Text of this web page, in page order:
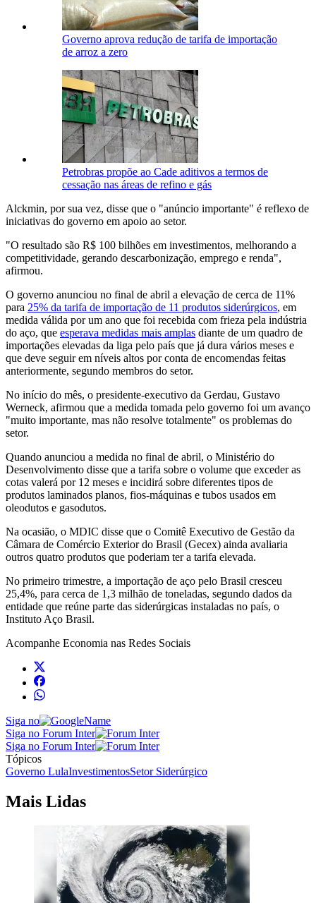
Governo aprova redução de tarifa de importação
de arroz a zero
Petrobras propõe ao Cade aditivos a termos de
cessação nas áreas de refino e gás
Alckmin, por sua vez, disse que o "anúncio importante" é reflexo de
iniciativas do governo em apoio ao setor.
"O resultado são R$ 100 bilhões em investimentos, melhorando a
competitividade, gerando descarbonização, emprego e renda",
afirmou.
O governo anunciou no final de abril a elevação de cerca de 11%
para 25% da tarifa de importação de 11 produtos siderúrgicos, em
medida válida por um ano que foi recebida com frieza pela indústria
do aço, que esperava medidas mais amplas diante de um quadro de
importações elevadas da liga pelo país que já dura vários meses e
que deve seguir em níveis altos por conta de encomendas feitas
anteriormente, segundo membros do setor.
No início do mês, o presidente-executivo da Gerdau, Gustavo
Werneck, afirmou que a medida tomada pelo governo foi um avanço
"muito importante, mas não resolve totalmente" os problemas do
setor.
Quando anunciou a medida no final de abril, o Ministério do
Desenvolvimento disse que a tarifa sobre o volume que exceder as
cotas valerá por 12 meses e incidirá sobre diferentes tipos de
produtos laminados planos, fios-máquinas e tubos usados em
oleodutos e gasodutos.
Na ocasião, o MDIC disse que o Comitê Executivo de Gestão da
Câmara de Comércio Exterior do Brasil (Gecex) ainda avaliaria
outros quatro produtos que poderiam ter a tarifa elevada.
No primeiro trimestre, a importação de aço pelo Brasil cresceu
25,4%, para cerca de 1,3 milhão de toneladas, segundo dados da
entidade que reúne parte das siderúrgicas instaladas no país, o
Instituto Aço Brasil.
Acompanhe Economia nas Redes Sociais
Siga no
Siga no Forum Inter
Siga no Forum Inter
Tópicos
Governo LulaInvestimentosSetor Siderúrgico
Mais Lidas